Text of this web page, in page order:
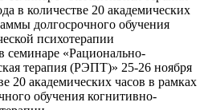
в количестве 20 академических
долгосрочного обучения
психотерапии
семинаре «Рационально-
терапия (РЭПТ)» 25-26 ноября
20 академических часов в рамках
обучения когнитивно-